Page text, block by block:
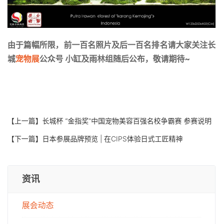
由于篇幅所限，前一百名照片及后一百名排名请大家关注长
城宠物展公众号 小缸及雨林组随后公布，敬请期待~
【上一篇】 长城杯 “金指奖”中国宠物美容百强名校争霸赛 参赛说明
【下一篇】 日本参展品牌预览 | 在CIPS体验日式工匠精神
资讯
展会动态